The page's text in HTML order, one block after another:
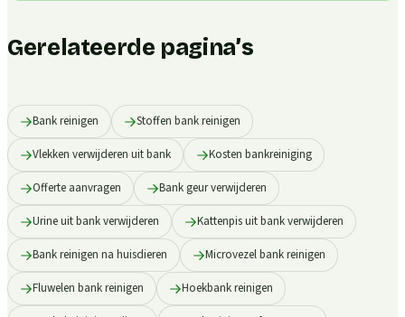
Gerelateerde pagina’s
Bank reinigen Stoffen bank reinigen
Vlekken verwijderen uit bank Kosten bankreiniging
Offerte aanvragen Bank geur verwijderen
Urine uit bank verwijderen Kattenpis uit bank verwijderen
Bank reinigen na huisdieren Microvezel bank reinigen
Fluwelen bank reinigen Hoekbank reinigen